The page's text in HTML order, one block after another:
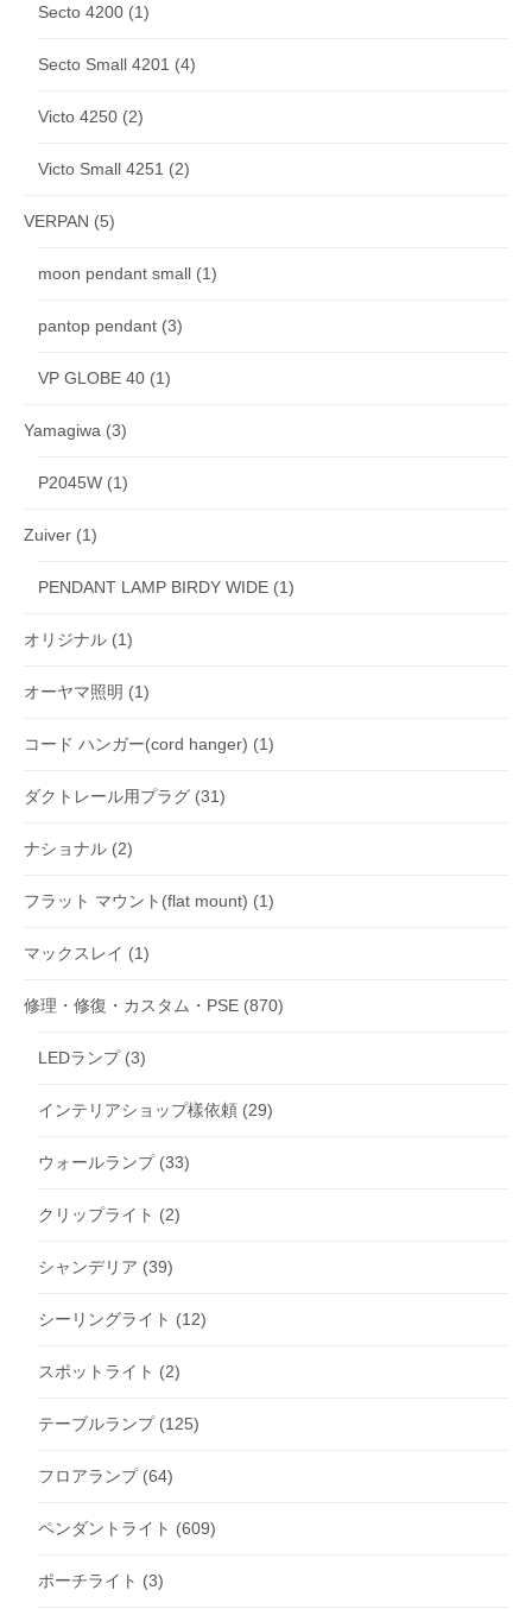
Secto 4200 (1)
Secto Small 4201 (4)
Victo 4250 (2)
Victo Small 4251 (2)
VERPAN (5)
moon pendant small (1)
pantop pendant (3)
VP GLOBE 40 (1)
Yamagiwa (3)
P2045W (1)
Zuiver (1)
PENDANT LAMP BIRDY WIDE (1)
オリジナル (1)
オーヤマ照明 (1)
コード ハンガー(cord hanger) (1)
ダクトレール用プラグ (31)
ナショナル (2)
フラット マウント(flat mount) (1)
マックスレイ (1)
修理・修復・カスタム・PSE (870)
LEDランプ(3)
インテリアショップ樣依頼 (29)
ウォールランプ(33)
クリップライト (2)
シャンデリア (39)
シーリングライト (12)
スポットライト (2)
テーブルランプ(125)
フロアランプ(64)
ペンダントライト (609)
ポーチライト (3)